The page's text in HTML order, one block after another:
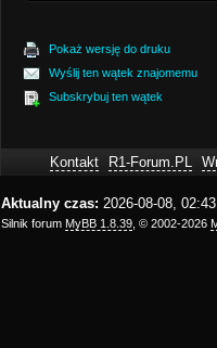
Pokaż wersję do druku
Wyślij ten wątek znajomemu
Subskrybuj ten wątek
Kontakt R1-Forum.PL
Aktualny czas: 2026-08-08,
Silnik forum MyBB 1.8.39 , © 2002-2026